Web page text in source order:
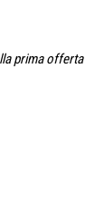
prima offerta